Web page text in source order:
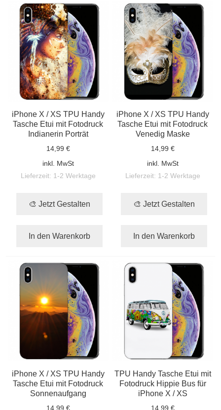
iPhone X / XS TPU Handy
Tasche Etui mit Fotodruck
Indianerin Porträt
14,99 €
inkl. MwSt
Lieferzeit: 1-2 Werktage
🎨 Jetzt Gestalten
In den Warenkorb
iPhone X / XS TPU Handy
Tasche Etui mit Fotodruck
Venedig Maske
14,99 €
inkl. MwSt
Lieferzeit: 1-2 Werktage
🎨 Jetzt Gestalten
In den Warenkorb
iPhone X / XS TPU Handy
Tasche Etui mit Fotodruck
Sonnenaufgang
14,99 €
TPU Handy Tasche Etui mit
Fotodruck Hippie Bus für
iPhone X / XS
14,99 €